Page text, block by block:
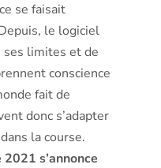
se faisait
le logiciel
limites et de
conscience
fait de
donc s’adapter
la course.
2021 s’annonce